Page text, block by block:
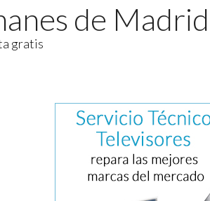
de Madrid
gratis